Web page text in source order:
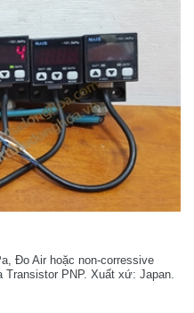
Đo Air hoặc non-corressive
Transistor PNP. Xuất xứ: Japan.